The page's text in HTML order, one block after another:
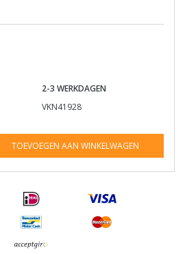
2-3 WERKDAGEN
VKN41928
TOEVOEGEN AAN WINKELWAGEN